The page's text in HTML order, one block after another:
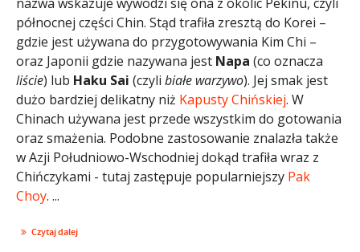
północnej części Chin. Stąd trafiła zresztą do Korei –
gdzie jest używana do przygotowywania Kim Chi –
oraz Japonii gdzie nazywana jest Napa (co oznacza
liście) lub Haku Sai (czyli białe warzywo). Jej smak jest
dużo bardziej delikatny niż Kapusty Chińskiej. W
Chinach używana jest przede wszystkim do gotowania
oraz smażenia. Podobne zastosowanie znalazła także
w Azji Południowo-Wschodniej dokąd trafiła wraz z
Chińczykami - tutaj zastępuje popularniejszy Pak
Choy. ...
Czytaj dalej